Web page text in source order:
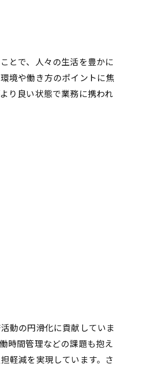
とで、人々の生活を豊かに
境や働き方のポイントに焦
り良い状態で業務に携われ
動の円滑化に貢献していま
時間管理などの課題も抱え
軽減を実現しています。さ